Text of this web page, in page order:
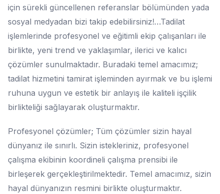
için sürekli güncellenen referanslar bölümünden yada
sosyal medyadan bizi takip edebilirsiniz!…Tadilat
işlemlerinde profesyonel ve eğitimli ekip çalışanları ile
birlikte, yeni trend ve yaklaşımlar, ilerici ve kalıcı
çözümler sunulmaktadır. Buradaki temel amacımız;
tadilat hizmetini tamirat işleminden ayırmak ve bu işlemi
ruhuna uygun ve estetik bir anlayış ile kaliteli işçilik
birlikteliği sağlayarak oluşturmaktır.
Profesyonel çözümler; Tüm çözümler sizin hayal
dünyanız ile sınırlı. Sizin istekleriniz, profesyonel
çalışma ekibinin koordineli çalışma prensibi ile
birleşerek gerçekleştirilmektedir. Temel amacımız, sizin
hayal dünyanızın resmini birlikte oluşturmaktır.